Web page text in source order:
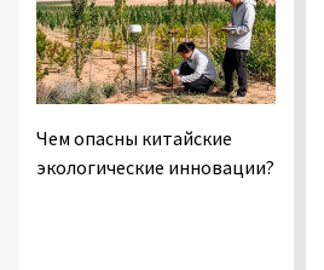
Чем опасны китайские
экологические инновации?